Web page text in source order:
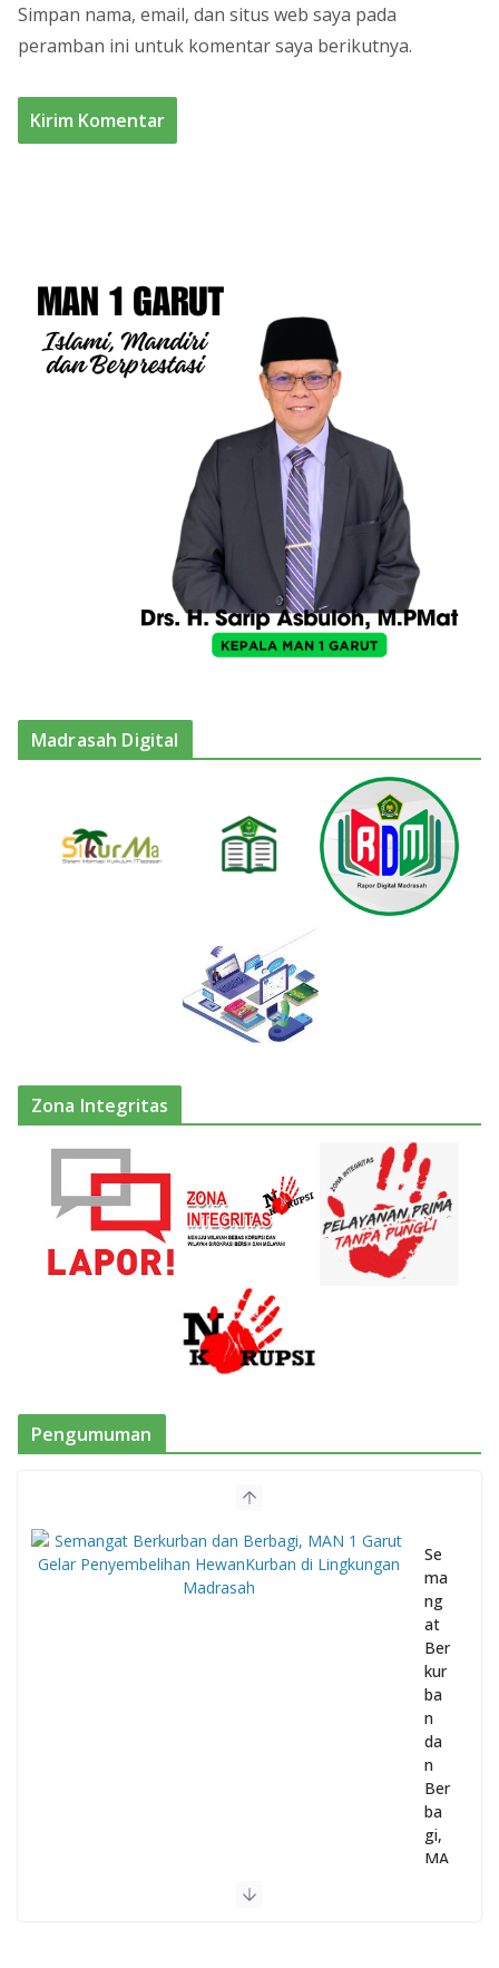
Simpan nama, email, dan situs web saya pada
peramban ini untuk komentar saya berikutnya.
Madrasah Digital
Zona Integritas
Pengumuman
Se
ma
ng
at
Ber
kur
ba
n
da
n
Ber
ba
gi,
MA